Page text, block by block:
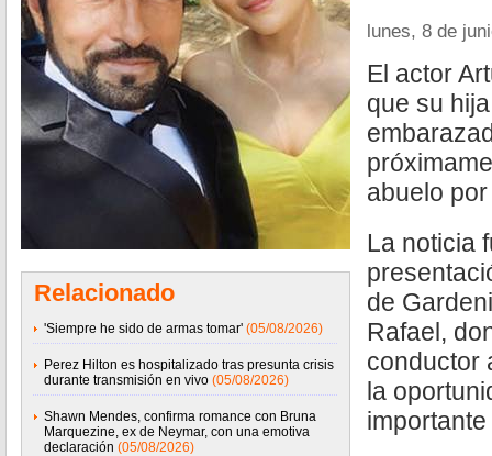
Relacionado
'Siempre he sido de armas tomar' (05/08/2026)
Perez Hilton es hospitalizado tras presunta crisis
durante transmisión en vivo (05/08/2026)
Shawn Mendes, confirma romance con Bruna
Marquezine, ex de Neymar, con una emotiva
declaración (05/08/2026)
lunes, 8 de
El actor
que su
abuelo
La noticia
de
Rafael,
conductor
la